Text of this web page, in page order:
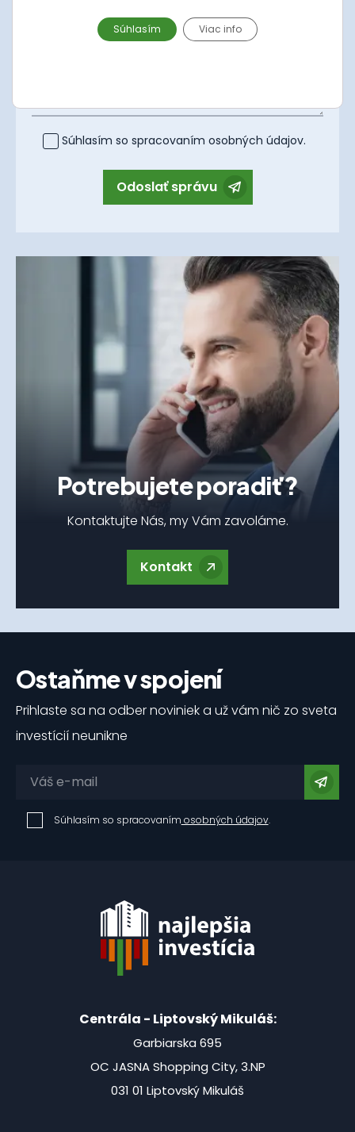
Súhlasím so spracovaním osobných údajov.
Odoslať správu
Potrebujete poradiť?
Kontaktujte Nás, my Vám zavoláme.
Kontakt
Ostaňme v spojení
Prihlaste sa na odber noviniek a už vám nič zo sveta
investícií neunikne
Súhlasím so spracovaním osobných údajov.
Centrála - Liptovský Mikuláš:
Garbiarska 695
OC JASNA Shopping City, 3.NP
031 01 Liptovský Mikuláš
Súhlasím Viac info